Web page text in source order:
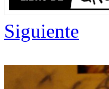
Siguiente